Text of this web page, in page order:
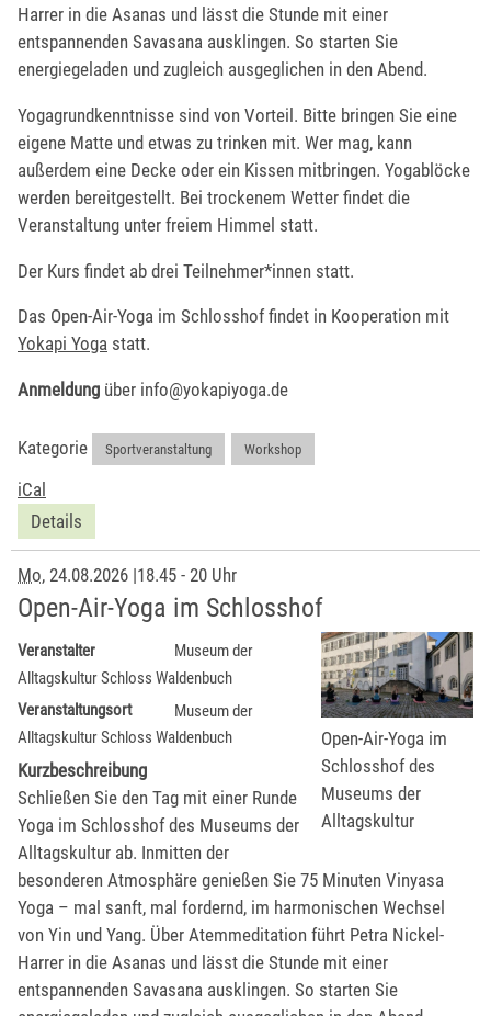
Harrer in die Asanas und lässt die Stunde mit einer
entspannenden Savasana ausklingen. So starten Sie
energiegeladen und zugleich ausgeglichen in den Abend.
Yogagrundkenntnisse sind von Vorteil. Bitte bringen Sie eine
eigene Matte und etwas zu trinken mit. Wer mag, kann
außerdem eine Decke oder ein Kissen mitbringen. Yogablöcke
werden bereitgestellt. Bei trockenem Wetter findet die
Veranstaltung unter freiem Himmel statt.
Der Kurs findet ab drei Teilnehmer*innen statt.
Das Open-Air-Yoga im Schlosshof findet in Kooperation mit
Yokapi Yoga statt.
Anmeldung über info@yokapiyoga.de
Kategorie Sportveranstaltung Workshop
iCal
Details
Mo, 24.08.2026 |18.45 - 20 Uhr
Open-Air-Yoga im Schlosshof
Open-Air-Yoga im
Schlosshof des
Museums der
Alltagskultur
Veranstalter
Museum der
Alltagskultur Schloss Waldenbuch
Veranstaltungsort
Museum der
Alltagskultur Schloss Waldenbuch
Kurzbeschreibung
Schließen Sie den Tag mit einer Runde
Yoga im Schlosshof des Museums der
Alltagskultur ab. Inmitten der
besonderen Atmosphäre genießen Sie 75 Minuten Vinyasa
Yoga – mal sanft, mal fordernd, im harmonischen Wechsel
von Yin und Yang. Über Atemmeditation führt Petra Nickel-
Harrer in die Asanas und lässt die Stunde mit einer
entspannenden Savasana ausklingen. So starten Sie